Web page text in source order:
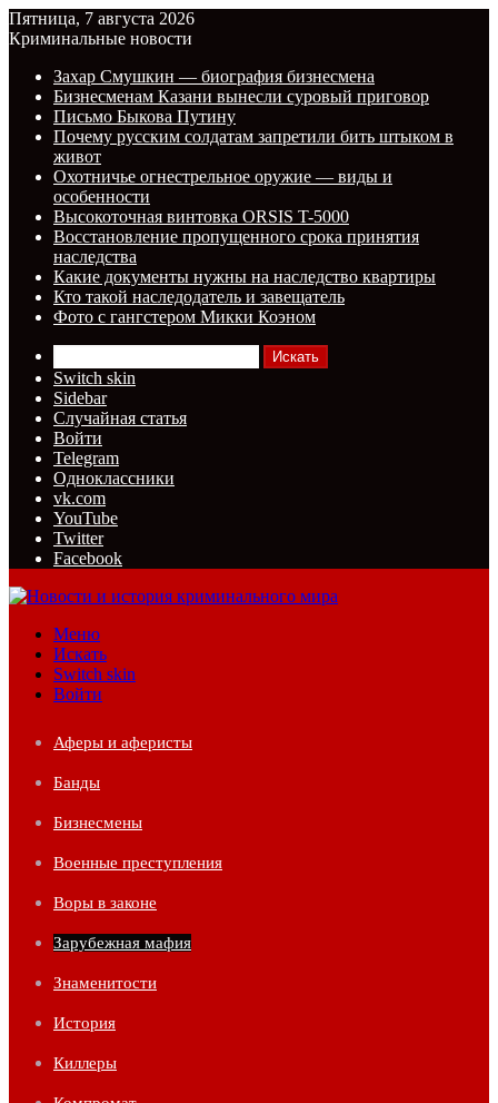
Пятница, 7 августа 2026
Криминальные новости
Захар Смушкин — биография бизнесмена
Бизнесменам Казани вынесли суровый приговор
Письмо Быкова Путину
Почему русским солдатам запретили бить штыком в
живот
Охотничье огнестрельное оружие — виды и
особенности
Высокоточная винтовка ORSIS T-5000
Восстановление пропущенного срока принятия
наследства
Какие документы нужны на наследство квартиры
Кто такой наследодатель и завещатель
Фото с гангстером Микки Коэном
Искать
Switch skin
Sidebar
Случайная статья
Войти
Telegram
Одноклассники
vk.com
YouTube
Twitter
Facebook
Меню
Искать
Switch skin
Войти
Аферы и аферисты
Банды
Бизнесмены
Военные преступления
Воры в законе
Зарубежная мафия
Знаменитости
История
Киллеры